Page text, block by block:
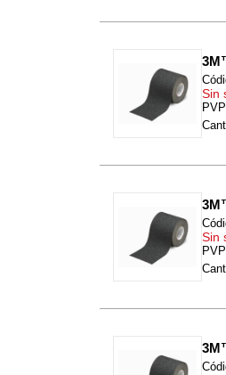
Sin
Sin